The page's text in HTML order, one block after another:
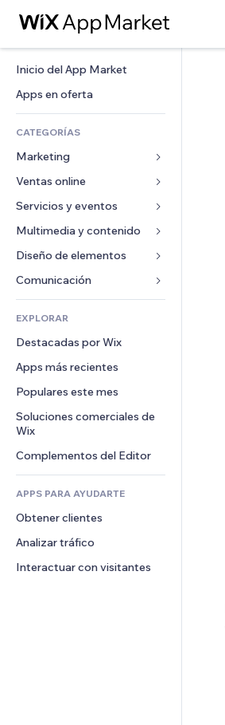
Inicio del App Market
Apps en oferta
CATEGORÍAS
Marketing
Anuncios
Móvil
Analíticas
Anuncios del sitio
Email
Ventas online
Apps para tiendas
Envíos y entregas
Botones de venta
Contabilidad
Cupones y fidelización
Almacenamiento de mercancía
Crowdfunding
Alimentos y bebidas
Servicios y eventos
Hoteles
Eventos
Restaurantes
Inmobiliarias
Reservas
Multimedia y contenido
Galerías
Música
Pódcast
Fotografía
Video
PDF
Compartir archivos
Noticias
Servicios de contenido
Efectos de texto
Diseño de elementos
Mapas y navegación
Privacidad y seguridad
Reloj
Plantillas para páginas
Efectos de imágenes
Botones y menús
Banners e insignias
Calculadoras
Buscar
Formularios
Encuestas
Chat
Comentarios
Teléfono
Comunidad
Reseñas y testimonios
EXPLORAR
Destacadas por Wix
Apps más recientes
Populares este mes
Soluciones comerciales de
Wix
Complementos del Editor
APPS PARA AYUDARTE
Obtener clientes
Analizar tráfico
Interactuar con visitantes